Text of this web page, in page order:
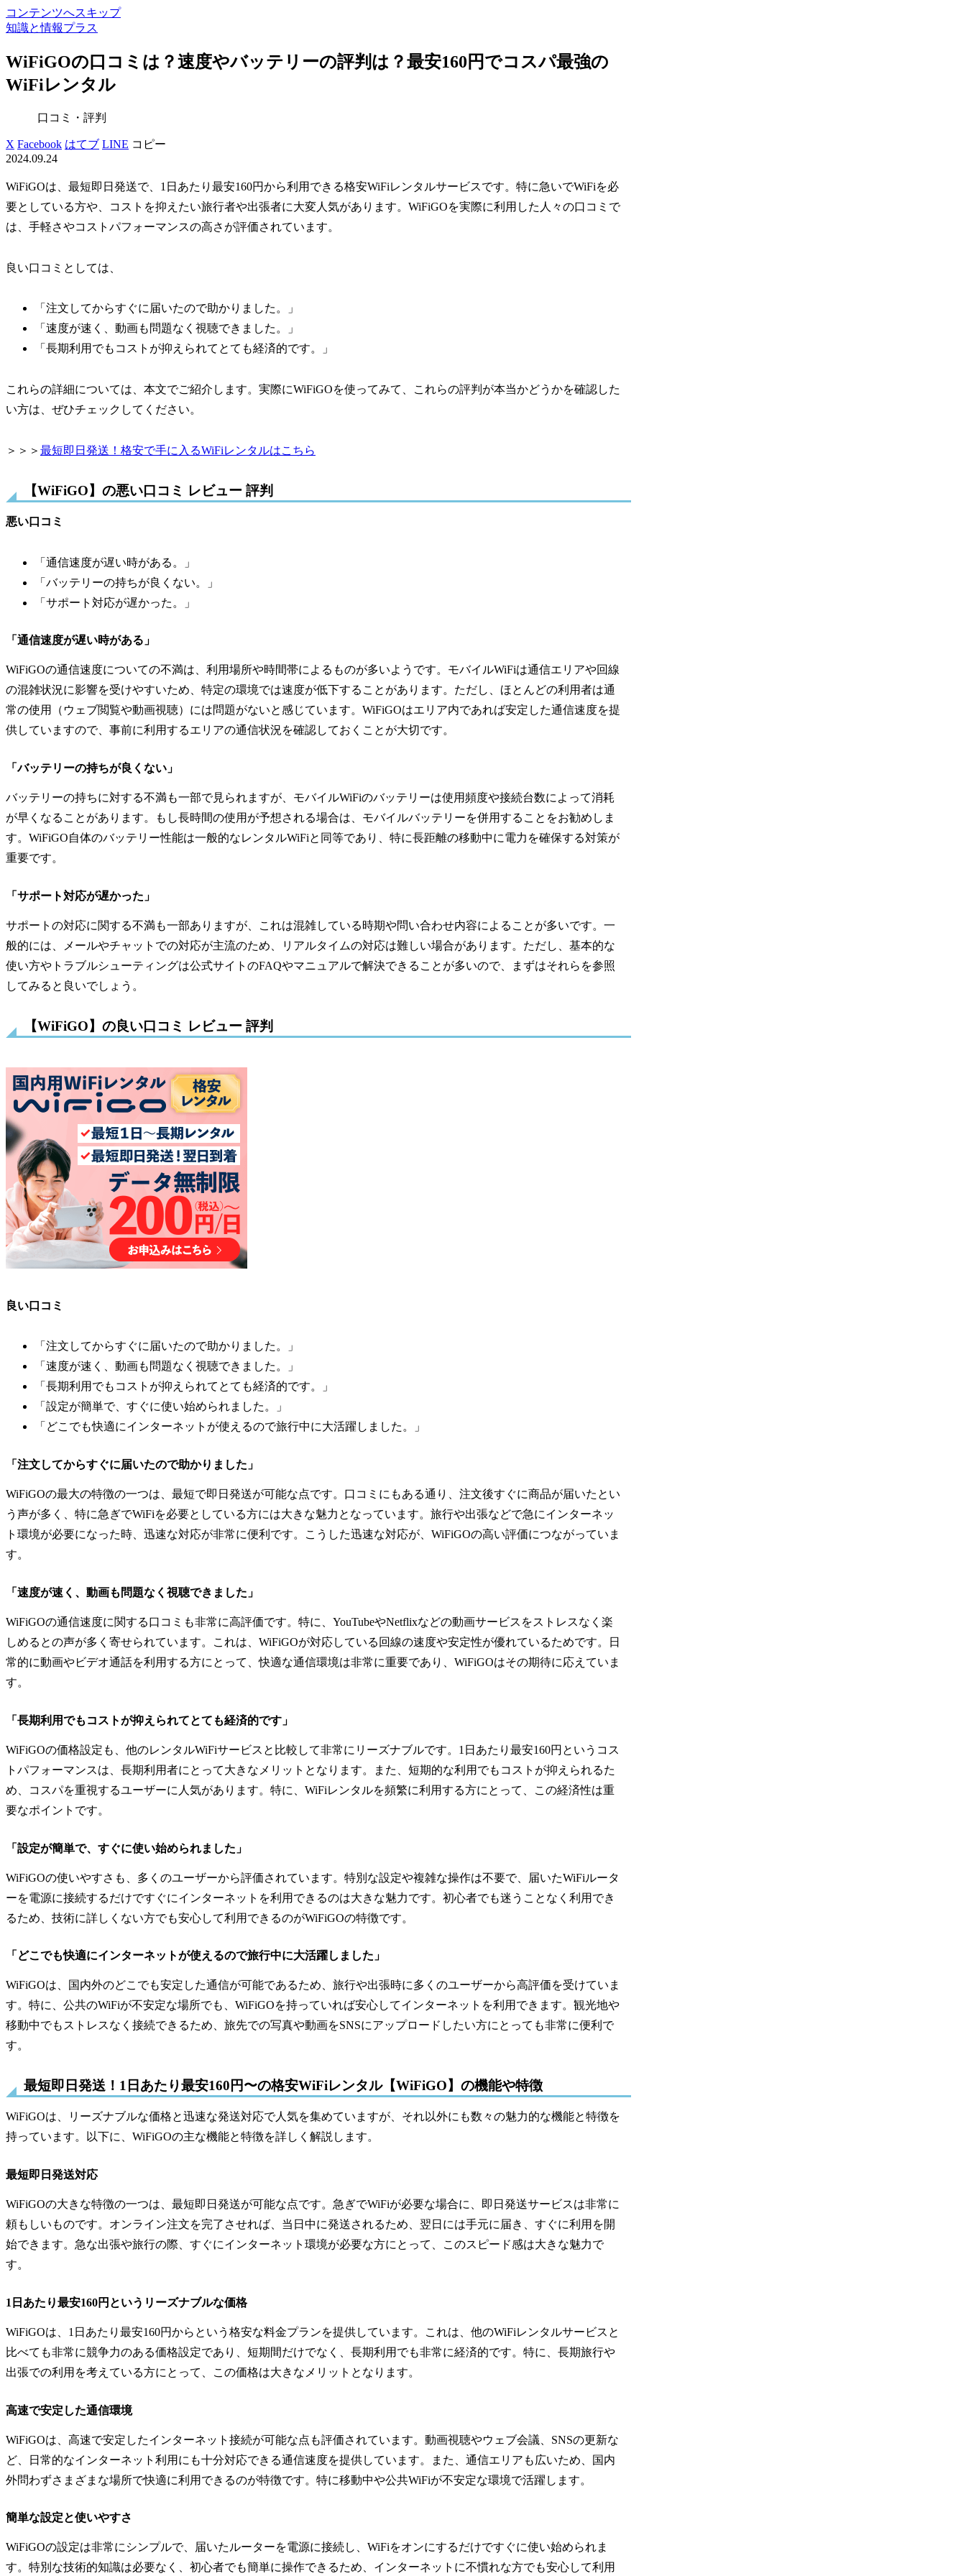
コンテンツへスキップ
知識と情報プラス
WiFiGOの口コミは？速度やバッテリーの評判は？最安160円でコスパ最強の
WiFiレンタル
口コミ・評判
X Facebook はてブ LINE コピー
2024.09.24
WiFiGOは、最短即日発送で、1日あたり最安160円から利用できる格安WiFiレンタルサービスです。特に急いでWiFiを必
要としている方や、コストを抑えたい旅行者や出張者に大変人気があります。WiFiGOを実際に利用した人々の口コミで
は、手軽さやコストパフォーマンスの高さが評価されています。
良い口コミとしては、
「注文してからすぐに届いたので助かりました。」
「速度が速く、動画も問題なく視聴できました。」
「長期利用でもコストが抑えられてとても経済的です。」
これらの詳細については、本文でご紹介します。実際にWiFiGOを使ってみて、これらの評判が本当かどうかを確認した
い方は、ぜひチェックしてください。
＞＞＞ 最短即日発送！格安で手に入るWiFiレンタルはこちら
【WiFiGO】の悪い口コミ レビュー 評判
悪い口コミ
「通信速度が遅い時がある。」
「バッテリーの持ちが良くない。」
「サポート対応が遅かった。」
「通信速度が遅い時がある」
WiFiGOの通信速度についての不満は、利用場所や時間帯によるものが多いようです。モバイルWiFiは通信エリアや回線
の混雑状況に影響を受けやすいため、特定の環境では速度が低下することがあります。ただし、ほとんどの利用者は通
常の使用（ウェブ閲覧や動画視聴）には問題がないと感じています。WiFiGOはエリア内であれば安定した通信速度を提
供していますので、事前に利用するエリアの通信状況を確認しておくことが大切です。
「バッテリーの持ちが良くない」
バッテリーの持ちに対する不満も一部で見られますが、モバイルWiFiのバッテリーは使用頻度や接続台数によって消耗
が早くなることがあります。もし長時間の使用が予想される場合は、モバイルバッテリーを併用することをお勧めしま
す。WiFiGO自体のバッテリー性能は一般的なレンタルWiFiと同等であり、特に長距離の移動中に電力を確保する対策が
重要です。
「サポート対応が遅かった」
サポートの対応に関する不満も一部ありますが、これは混雑している時期や問い合わせ内容によることが多いです。一
般的には、メールやチャットでの対応が主流のため、リアルタイムの対応は難しい場合があります。ただし、基本的な
使い方やトラブルシューティングは公式サイトのFAQやマニュアルで解決できることが多いので、まずはそれらを参照
してみると良いでしょう。
【WiFiGO】の良い口コミ レビュー 評判
良い口コミ
「注文してからすぐに届いたので助かりました。」
「速度が速く、動画も問題なく視聴できました。」
「長期利用でもコストが抑えられてとても経済的です。」
「設定が簡単で、すぐに使い始められました。」
「どこでも快適にインターネットが使えるので旅行中に大活躍しました。」
「注文してからすぐに届いたので助かりました」
WiFiGOの最大の特徴の一つは、最短で即日発送が可能な点です。口コミにもある通り、注文後すぐに商品が届いたとい
う声が多く、特に急ぎでWiFiを必要としている方には大きな魅力となっています。旅行や出張などで急にインターネッ
ト環境が必要になった時、迅速な対応が非常に便利です。こうした迅速な対応が、WiFiGOの高い評価につながっていま
す。
「速度が速く、動画も問題なく視聴できました」
WiFiGOの通信速度に関する口コミも非常に高評価です。特に、YouTubeやNetflixなどの動画サービスをストレスなく楽
しめるとの声が多く寄せられています。これは、WiFiGOが対応している回線の速度や安定性が優れているためです。日
常的に動画やビデオ通話を利用する方にとって、快適な通信環境は非常に重要であり、WiFiGOはその期待に応えていま
す。
「長期利用でもコストが抑えられてとても経済的です」
WiFiGOの価格設定も、他のレンタルWiFiサービスと比較して非常にリーズナブルです。1日あたり最安160円というコス
トパフォーマンスは、長期利用者にとって大きなメリットとなります。また、短期的な利用でもコストが抑えられるた
め、コスパを重視するユーザーに人気があります。特に、WiFiレンタルを頻繁に利用する方にとって、この経済性は重
要なポイントです。
「設定が簡単で、すぐに使い始められました」
WiFiGOの使いやすさも、多くのユーザーから評価されています。特別な設定や複雑な操作は不要で、届いたWiFiルータ
ーを電源に接続するだけですぐにインターネットを利用できるのは大きな魅力です。初心者でも迷うことなく利用でき
るため、技術に詳しくない方でも安心して利用できるのがWiFiGOの特徴です。
「どこでも快適にインターネットが使えるので旅行中に大活躍しました」
WiFiGOは、国内外のどこでも安定した通信が可能であるため、旅行や出張時に多くのユーザーから高評価を受けていま
す。特に、公共のWiFiが不安定な場所でも、WiFiGOを持っていれば安心してインターネットを利用できます。観光地や
移動中でもストレスなく接続できるため、旅先での写真や動画をSNSにアップロードしたい方にとっても非常に便利で
す。
最短即日発送！1日あたり最安160円〜の格安WiFiレンタル【WiFiGO】の機能や特徴
WiFiGOは、リーズナブルな価格と迅速な発送対応で人気を集めていますが、それ以外にも数々の魅力的な機能と特徴を
持っています。以下に、WiFiGOの主な機能と特徴を詳しく解説します。
最短即日発送対応
WiFiGOの大きな特徴の一つは、最短即日発送が可能な点です。急ぎでWiFiが必要な場合に、即日発送サービスは非常に
頼もしいものです。オンライン注文を完了させれば、当日中に発送されるため、翌日には手元に届き、すぐに利用を開
始できます。急な出張や旅行の際、すぐにインターネット環境が必要な方にとって、このスピード感は大きな魅力で
す。
1日あたり最安160円というリーズナブルな価格
WiFiGOは、1日あたり最安160円からという格安な料金プランを提供しています。これは、他のWiFiレンタルサービスと
比べても非常に競争力のある価格設定であり、短期間だけでなく、長期利用でも非常に経済的です。特に、長期旅行や
出張での利用を考えている方にとって、この価格は大きなメリットとなります。
高速で安定した通信環境
WiFiGOは、高速で安定したインターネット接続が可能な点も評価されています。動画視聴やウェブ会議、SNSの更新な
ど、日常的なインターネット利用にも十分対応できる通信速度を提供しています。また、通信エリアも広いため、国内
外問わずさまざまな場所で快適に利用できるのが特徴です。特に移動中や公共WiFiが不安定な環境で活躍します。
簡単な設定と使いやすさ
WiFiGOの設定は非常にシンプルで、届いたルーターを電源に接続し、WiFiをオンにするだけですぐに使い始められま
す。特別な技術的知識は必要なく、初心者でも簡単に操作できるため、インターネットに不慣れな方でも安心して利用